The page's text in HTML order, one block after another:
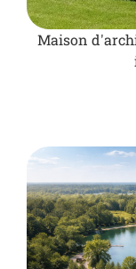
Maison